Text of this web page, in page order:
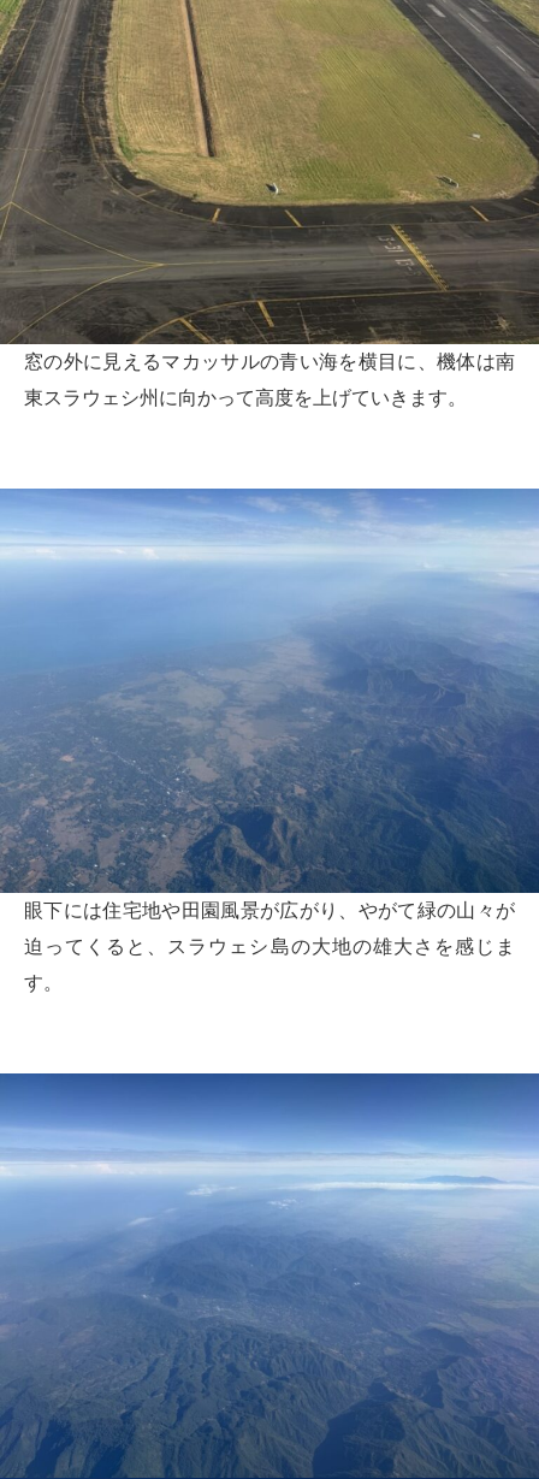
窓の外に見えるマカッサルの青い海を横目に、機体は南
東スラウェシ州に向かって高度を上げていきます。
眼下には住宅地や田園風景が広がり、やがて緑の山々が
迫ってくると、スラウェシ島の大地の雄大さを感じま
す。